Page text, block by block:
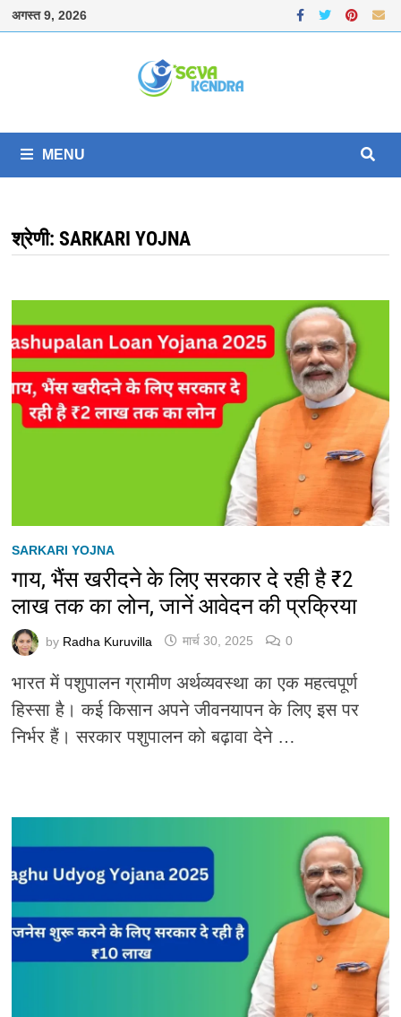
Skip
अगस्त 9, 2026
MENU
श्रेणी: SARKARI YOJNA
SARKARI YOJNA
गाय, भैंस खरीदने के लिए सरकार दे रही है ₹2
लाख तक का लोन, जानें आवेदन की प्रक्रिया
by Radha Kuruvilla मार्च 30, 2025 0
भारत में पशुपालन ग्रामीण अर्थव्यवस्था का एक महत्वपूर्ण
हिस्सा है। कई किसान अपने जीवनयापन के लिए इस पर
निर्भर हैं। सरकार पशुपालन को बढ़ावा देने …